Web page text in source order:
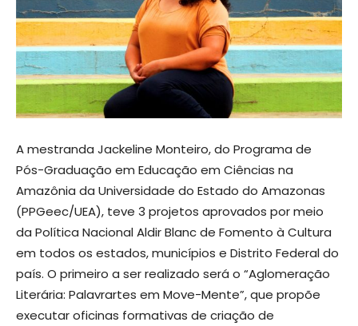
A mestranda Jackeline Monteiro, do Programa de
Pós-Graduação em Educação em Ciências na
Amazônia da Universidade do Estado do Amazonas
(PPGeec/UEA), teve 3 projetos aprovados por meio
da Política Nacional Aldir Blanc de Fomento à Cultura
em todos os estados, municípios e Distrito Federal do
país. O primeiro a ser realizado será o “Aglomeração
Literária: Palavrartes em Move-Mente”, que propõe
executar oficinas formativas de criação de